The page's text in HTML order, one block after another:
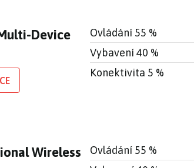
Device Ovládání 55 %
Vybavení 40 %
Konektivita 5 %
Wireless
Ovládání 55 %